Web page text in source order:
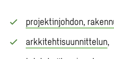
projektinjohdon,
arkkitehtisuunnittelun,